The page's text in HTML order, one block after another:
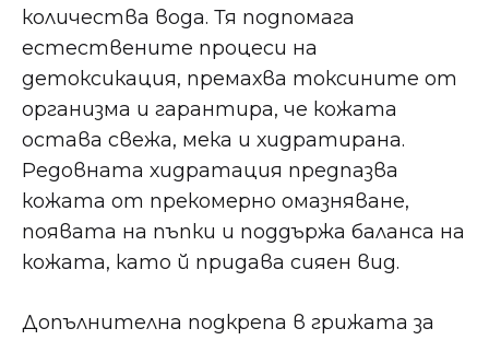
количества вода. Тя подпомага
естествените процеси на
детоксикация, премахва токсините от
организма и гарантира, че кожата
остава свежа, мека и хидратирана.
Редовната хидратация предпазва
кожата от прекомерно омазняване,
появата на пъпки и поддържа баланса на
кожата, като й придава сияен вид.
Допълнителна подкрепа в грижата за